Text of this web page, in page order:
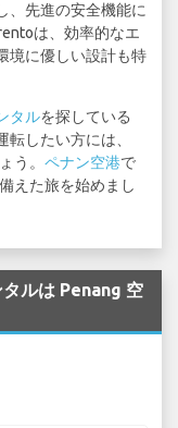
、先進の安全機能に
は、効率的なエ
境に優しい設計も特
タルを探している
したい方には、
う。 ペナン空港で
えた旅を始めまし
ルは Penang 空